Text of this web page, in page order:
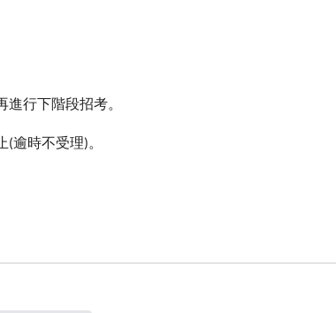
行下階段招考。
(逾時不受理)。